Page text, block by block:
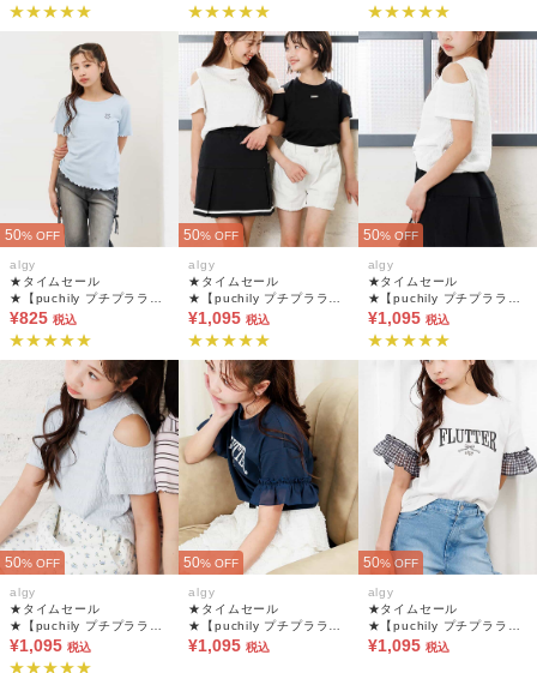
50% OFF
algy
★タイムセール
★【puchily プチプラライ
ン】フリルリブTシャツ
¥825 税込
50% OFF
algy
★タイムセール
★【puchily プチプラライ
ン】シャーリング肩あきT
¥1,095 税込
50% OFF
algy
★タイムセール
★【puchily プチプラライ
ン】シャーリング肩あきT
¥1,095 税込
50% OFF
algy
★タイムセール
★【puchily プチプラライ
ン】シャーリング肩あきT
¥1,095 税込
50% OFF
algy
★タイムセール
★【puchily プチプラライ
ン】シフォンフリルTシャ
¥1,095 税込
50% OFF
algy
★タイムセール
★【puchily プチプラライ
ン】シフォンフリルTシャ
¥1,095 税込